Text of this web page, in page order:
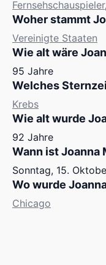
Fernsehschauspieler
Woher stammt
Vereinigte Staaten
Wie alt wäre
95 Jahre
Welches
Krebs
Wie alt wurde
92 Jahre
Wann ist Joanna
Sonntag, 15.
Wo wurde
Chicago